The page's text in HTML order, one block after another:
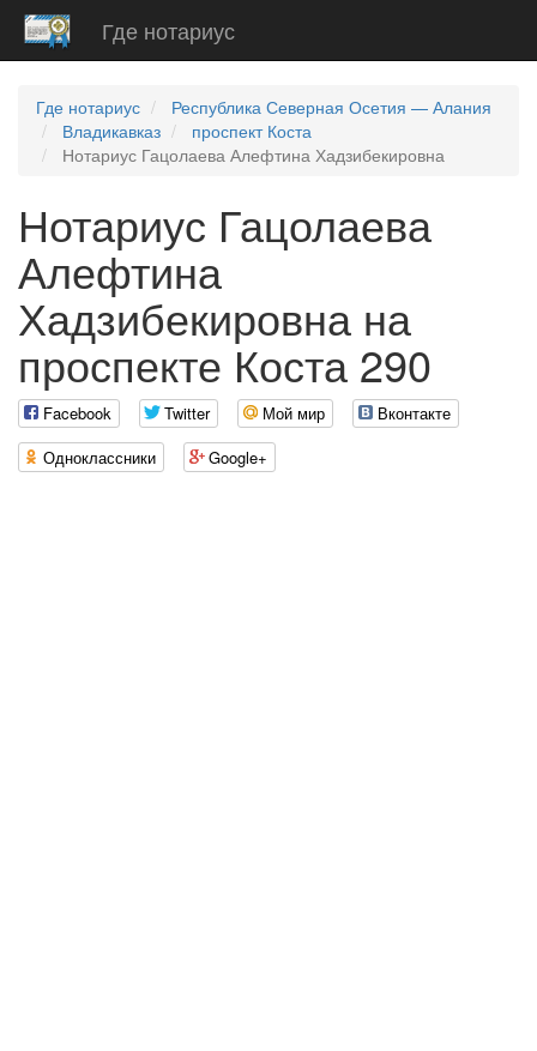
Где нотариус
Где нотариус
Республика Северная Осетия — Алания
Владикавказ
проспект Коста
Нотариус Гацолаева Алефтина Хадзибекировна
Нотариус Гацолаева
Алефтина
Хадзибекировна на
проспекте Коста 290
Facebook Twitter Мой мир
Вконтакте
Одноклассники
Google+